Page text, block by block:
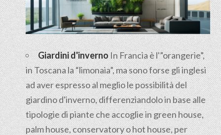
Giardini d'invernoIn Francia è l'”orangerie”,
in Toscana la “limonaia”, ma sono forse gli inglesi
ad aver espresso al meglio le possibilità del
giardino d'inverno, differenziandolo in base alle
tipologie di piante che accoglie in green house,
palm house, conservatory o hot house, per